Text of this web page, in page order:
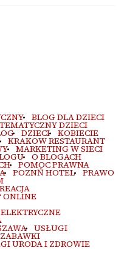
BLOG DLA DZIECI
DZIECI
DZIECI KOBIECIE
KRAKOW RESTAURANT
MARKETING W SIECI
O BLOGACH
POMOC PRAWNA
POZNŃ HOTEL PRAWO
ONLINE
USŁUGI
ZABAWKI
URODA I ZDROWIE